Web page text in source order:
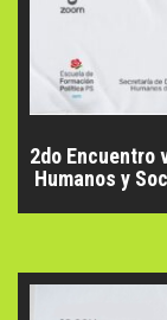
2do Encuentro
Humanos y